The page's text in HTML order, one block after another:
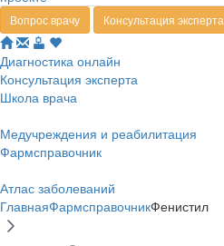
Вопрос врачу Консультация эксперта
Диагностика онлайн
Консультация эксперта
Школа врача
Медучреждения и реабилитация
Фармсправочник
Атлас заболеваний
ГлавнаяФармсправочникФенистил